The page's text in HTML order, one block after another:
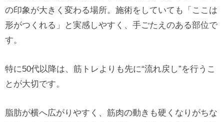
の印象が大きく変わる場所。施術をしていても「ここは
形がつくれる」と実感しやすく、手ごたえのある部位で
す。
特に50代以降は、筋トレよりも先に“流れ戻し”を行うこ
とが大切です。
脂肪が横へ広がりやすく、筋肉の動きも硬くなりがちな